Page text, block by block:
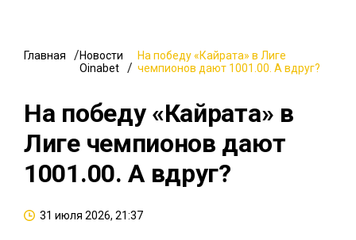
Главная
Новости
Oinabet
На победу «Кайрата» в Лиге
чемпионов дают 1001.00. А вдруг?
На победу «Кайрата» в
Лиге чемпионов дают
1001.00. А вдруг?
31 июля 2026, 21:37